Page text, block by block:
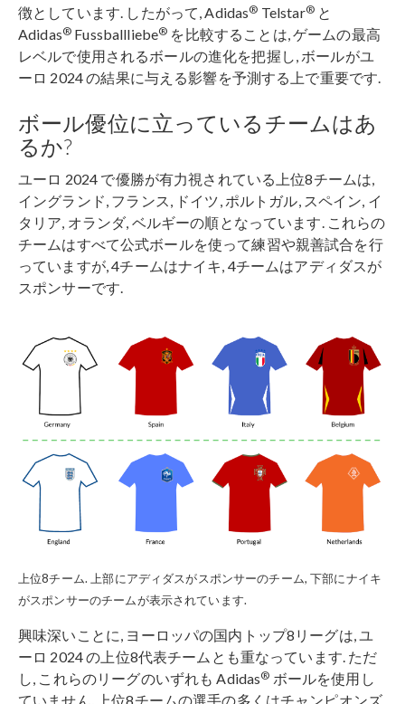
徴としています. したがって, Adidas® Telstar®と
Adidas® Fussballliebe® を比較することは, ゲームの最高
レベルで使用されるボールの進化を把握し, ボールがユ
ーロ 2024 の結果に与える影響を予測する上で重要です.
ボール優位に立っているチームはあ
るか?
ユーロ 2024 で優勝が有力視されている上位8チームは,
イングランド, フランス, ドイツ, ポルトガル, スペイン, イ
タリア, オランダ, ベルギーの順となっています. これらの
チームはすべて公式ボールを使って練習や親善試合を行
っていますが, 4チームはナイキ, 4チームはアディダスが
スポンサーです.
上位8チーム. 上部にアディダスがスポンサーのチーム, 下部にナイキ
がスポンサーのチームが表示されています.
興味深いことに, ヨーロッパの国内トップ8リーグは, ユ
ーロ 2024 の上位8代表チームとも重なっています. ただ
し, これらのリーグのいずれも Adidas® ボールを使用し
ていません. 上位8チームの選手の多くはチャンピオンズ